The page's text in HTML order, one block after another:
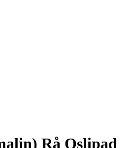
Rå Oslipad